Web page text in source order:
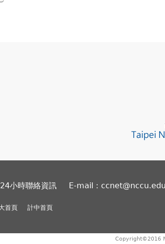
小時聯絡資訊 E-mail：
首頁 計中首頁
Copyright©2016